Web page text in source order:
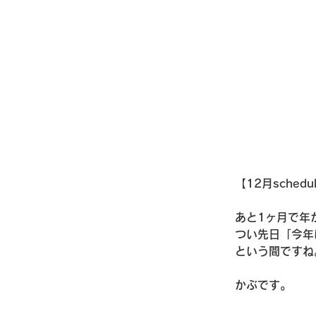
【12月
あと1ヶ月で年
つい先日「今
という間です
かぶです。